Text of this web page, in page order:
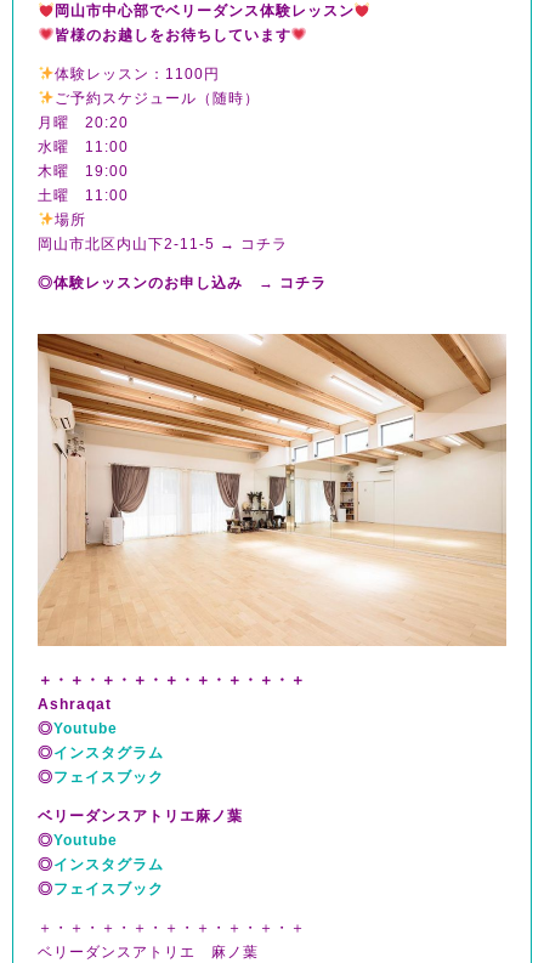
岡山市中心部でベリーダンス体験レッスン
皆様のお越しをお待ちしています
体験レッスン：1100円
ご予約スケジュール（随時）
月曜 20:20
水曜 11:00
木曜 19:00
土曜 11:00
場所
岡山市北区内山下2-11-5 →
コチラ
◎体験レッスンのお申し込み → コチラ
＋・＋・＋・＋・＋・＋・＋・＋・＋
Ashraqat
◎Youtube
◎インスタグラム
◎フェイスブック
ベリーダンスアトリエ麻ノ葉
◎Youtube
◎インスタグラム
◎フェイスブック
＋・＋・＋・＋・＋・＋・＋・＋・＋
ベリーダンスアトリエ 麻ノ葉